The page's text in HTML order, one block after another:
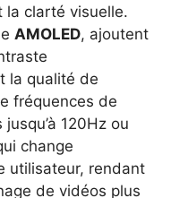
la clarté visuelle.
AMOLED, ajoutent
la qualité de
fréquences de
120Hz ou
change
utilisateur, rendant
de vidéos plus